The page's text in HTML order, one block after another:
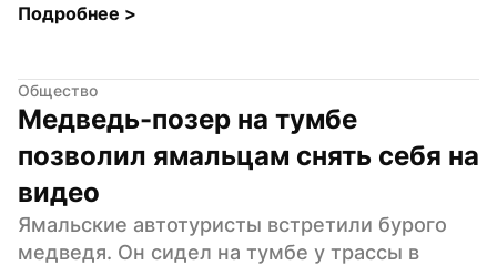
Подробнее >
Общество
Медведь-позер на тумбе
позволил ямальцам снять себя на
видео
Ямальские автотуристы встретили бурого
медведя. Он сидел на тумбе у трассы в